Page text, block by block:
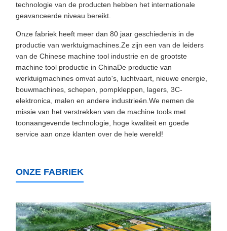
technologie van de producten hebben het internationale
geavanceerde niveau bereikt.
Onze fabriek heeft meer dan 80 jaar geschiedenis in de
productie van werktuigmachines.Ze zijn een van de leiders
van de Chinese machine tool industrie en de grootste
machine tool productie in ChinaDe productie van
werktuigmachines omvat auto's, luchtvaart, nieuwe energie,
bouwmachines, schepen, pompkleppen, lagers, 3C-
elektronica, malen en andere industrieën.We nemen de
missie van het verstrekken van de machine tools met
toonaangevende technologie, hoge kwaliteit en goede
service aan onze klanten over de hele wereld!
ONZE FABRIEK